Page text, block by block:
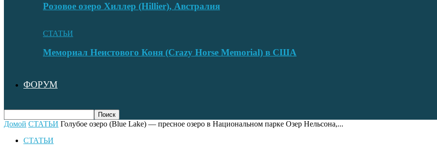
Розовое озеро Хиллер (Hillier), Австралия
СТАТЬИ
Мемориал Неистового Коня (Crazy Horse Memorial) в США
ФОРУМ
Домой СТАТЬИ Голубое озеро (Blue Lake) — пресное озеро в Национальном парке Озер Нельсона,...
СТАТЬИ